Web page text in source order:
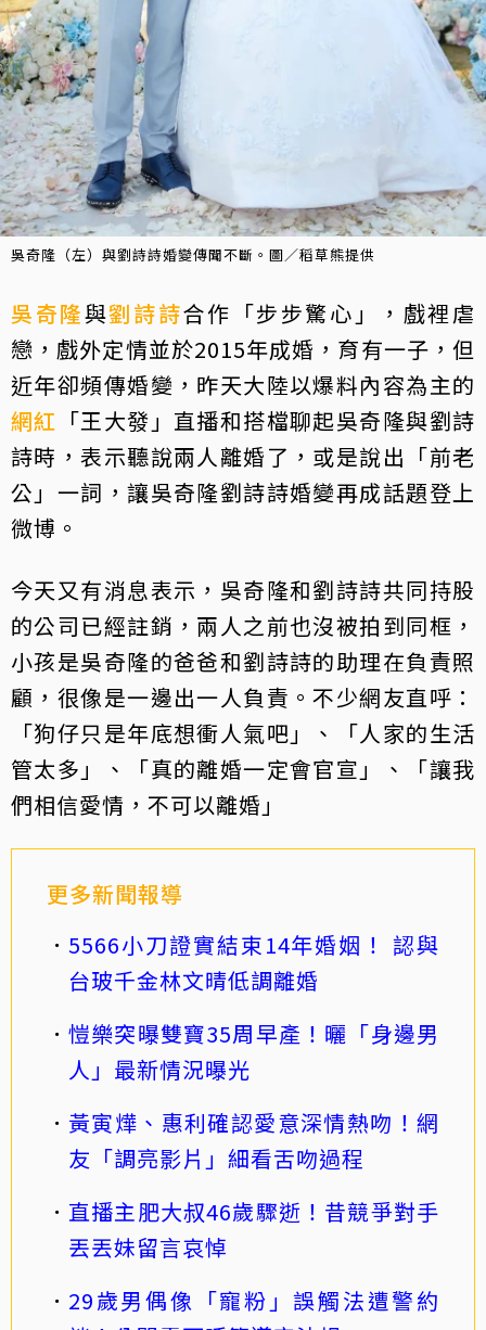
吳奇隆（左）與劉詩詩婚變傳聞不斷。圖／稻草熊提供
吳奇隆與劉詩詩合作「步步驚心」，戲裡虐
戀，戲外定情並於2015年成婚，育有一子，但
近年卻頻傳婚變，昨天大陸以爆料內容為主的
網紅 「王大發」直播和搭檔聊起吳奇隆與劉詩
詩時，表示聽說兩人離婚了，或是說出「前老
公」一詞，讓吳奇隆劉詩詩婚變再成話題登上
微博。
今天又有消息表示，吳奇隆和劉詩詩共同持股
的公司已經註銷，兩人之前也沒被拍到同框，
小孩是吳奇隆的爸爸和劉詩詩的助理在負責照
顧，很像是一邊出一人負責。不少網友直呼：
「狗仔只是年底想衝人氣吧」、「人家的生活
管太多」、「真的離婚一定會官宣」、「讓我
們相信愛情，不可以離婚」
更多新聞報導
5566小刀證實結束14年婚姻！ 認與
台玻千金林文晴低調離婚
愷樂突曝雙寶35周早產！曬「身邊男
人」最新情況曝光
黃寅燁、惠利確認愛意深情熱吻！網
友「調亮影片」細看舌吻過程
直播主肥大叔46歲驟逝！昔競爭對手
丟丟妹留言哀悼
29歲男偶像「寵粉」誤觸法遭警約